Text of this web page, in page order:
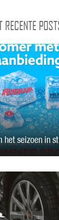
RECENTE
het seizoen in